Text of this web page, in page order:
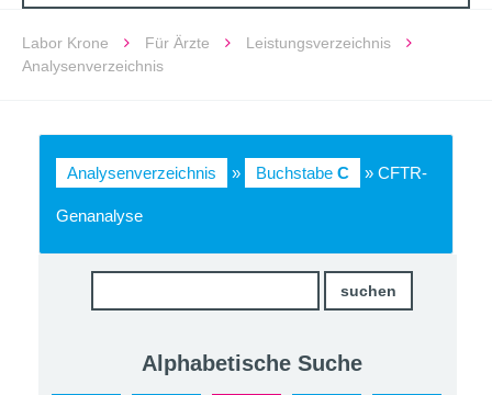
Labor Krone Für Ärzte
Leistungsverzeichnis
Analysenverzeichnis
Analysenverzeichnis » Buchstabe C » CFTR-
Genanalyse
Alphabetische Suche